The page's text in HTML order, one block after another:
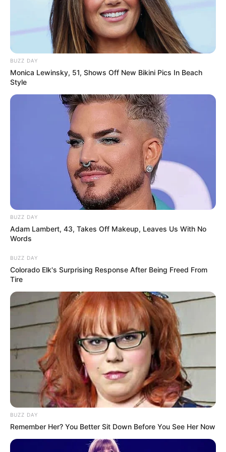
OBSERWUJ NAS W GOOGLE NEWS, BY BYĆ NA
BIEŻĄCO!
Facebook Twitter Google+
BUZZ DAY
Monica Lewinsky, 51, Shows Off New Bikini Pics In Beach
Style
BUZZ DAY
Adam Lambert, 43, Takes Off Makeup, Leaves Us With No
Words
BUZZ DAY
Colorado Elk's Surprising Response After Being Freed From
Tire
BUZZ DAY
Remember Her? You Better Sit Down Before You See Her Now